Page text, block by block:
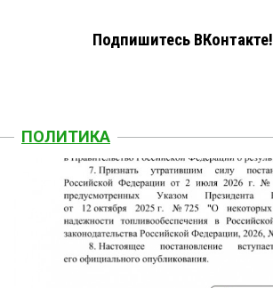
Подпишитесь ВКонтакте!
ПОЛИТИКА